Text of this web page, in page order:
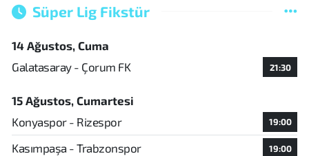
Süper Lig Fikstür
14 Ağustos, Cuma
Galatasaray - Çorum FK
21:30
15 Ağustos, Cumartesi
Konyaspor - Rizespor
19:00
Kasımpaşa - Trabzonspor 19:00